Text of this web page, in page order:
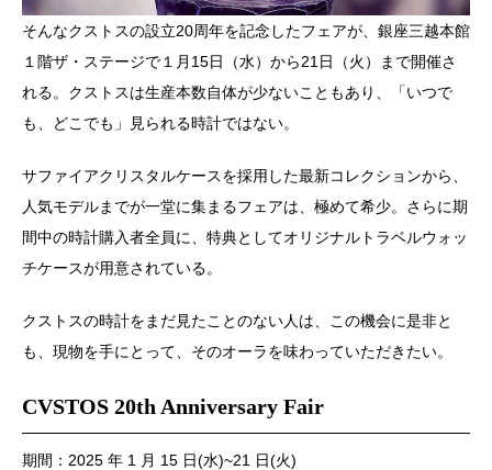
そんなクストスの設立20周年を記念したフェアが、銀座三越本館
１階ザ・ステージで１月15日（水）から21日（火）まで開催さ
れる。クストスは生産本数自体が少ないこともあり、「いつで
も、どこでも」見られる時計ではない。
サファイアクリスタルケースを採用した最新コレクションから、
人気モデルまでが一堂に集まるフェアは、極めて希少。さらに期
間中の時計購入者全員に、特典としてオリジナルトラベルウォッ
チケースが用意されている。
クストスの時計をまだ見たことのない人は、この機会に是非と
も、現物を手にとって、そのオーラを味わっていただきたい。
CVSTOS 20th Anniversary Fair
期間：2025 年 1 月 15 日(水)~21 日(火)